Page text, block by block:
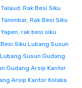
, Rak Besi Siku
, Rak Besi Siku
, rak besi siku
Siku Lubang Susun
Susun Gudang
Gudang Arsip Kantor
Arsip Kantor Kolaka